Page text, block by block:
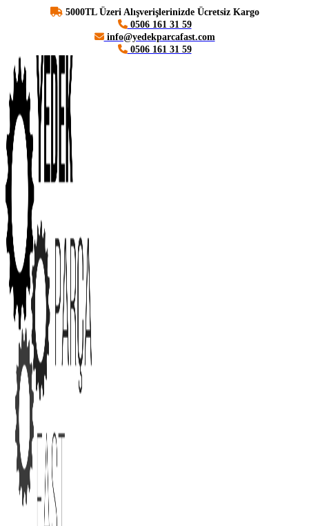
5000TL Üzeri Alışverişlerinizde Ücretsiz Kargo
0506 161 31 59
info@yedekparcafast.com
0506 161 31 59